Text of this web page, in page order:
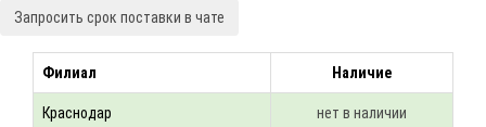
Запросить срок поставки в чате
Филиал Наличие
Краснодар нет в наличии